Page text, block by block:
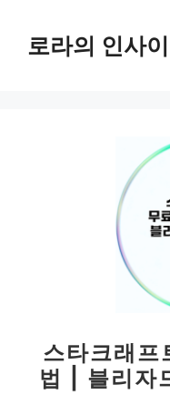
로라의 인사
스타크래프
법 | 블리자